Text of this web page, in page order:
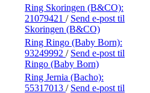
Ring Skoringen (B&CO):
21079421 / Send e-post til
Skoringen (B&CO)
Ring Ringo (Baby Born):
93249992 / Send e-post til
Ringo (Baby Born)
Ring Jernia (Bacho):
55317013 / Send e-post til